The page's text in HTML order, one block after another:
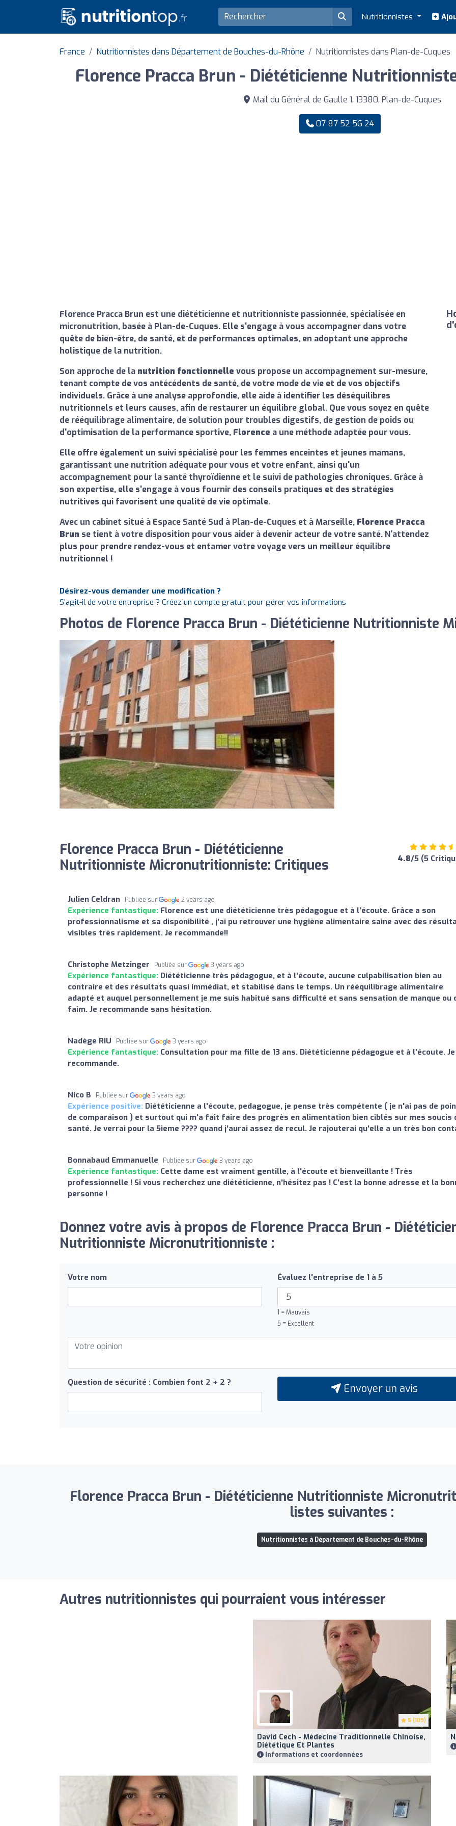
Nutritionnistes
France Nutritionnistes dans Département de Bouches-du-Rhône Nutritionnistes dans Plan-de-Cuques
Florence Pracca Brun - Diététicienne
Mail du Général de Gaulle 1, 13380, Plan-de-Cuques
07 87 52 56 24
Florence Pracca Brun est une diététicienne et nutritionniste passionnée, spécialisée en
micronutrition, basée à Plan-de-Cuques. Elle s'engage à vous accompagner dans votre
quête de bien-être, de santé, et de performances optimales, en adoptant une approche
holistique de la nutrition.
Son approche de la nutrition fonctionnelle vous propose un accompagnement sur-mesure,
tenant compte de vos antécédents de santé, de votre mode de vie et de vos objectifs
individuels. Grâce à une analyse approfondie, elle aide à identifier les déséquilibres
nutritionnels et leurs causes, afin de restaurer un équilibre global. Que vous soyez en quête
de rééquilibrage alimentaire, de solution pour troubles digestifs, de gestion de poids ou
d'optimisation de la performance sportive, Florence a une méthode adaptée pour vous.
Elle offre également un suivi spécialisé pour les femmes enceintes et jeunes mamans,
garantissant une nutrition adéquate pour vous et votre enfant, ainsi qu'un
accompagnement pour la santé thyroïdienne et le suivi de pathologies chroniques. Grâce à
son expertise, elle s'engage à vous fournir des conseils pratiques et des stratégies
nutritives qui favorisent une qualité de vie optimale.
Avec un cabinet situé à Espace Santé Sud à Plan-de-Cuques et à Marseille, Florence Pracca
Brun se tient à votre disposition pour vous aider à devenir acteur de votre santé. N'attendez
plus pour prendre rendez-vous et entamer votre voyage vers un meilleur équilibre
nutritionnel !
Désirez-vous demander une modification ?
S'agit-il de votre entreprise ? Créez un compte gratuit pour gérer vos informations
Photos de Florence Pracca Brun - Diététicienne Nutritionniste
Florence Pracca Brun - Diététicienne
Nutritionniste Micronutritionniste: Critiques
4.8/5 (5
Julien Celdran Publiée sur 2 years ago
Expérience fantastique: Florence est une diététicienne très pédagogue et à l’écoute. Grâce a son
professionnalisme et sa disponibilité , j’ai pu retrouver une hygiène alimentaire saine avec des
visibles très rapidement. Je recommande!!
Christophe Metzinger Publiée sur 3 years ago
Expérience fantastique: Diététicienne très pédagogue, et à l'écoute, aucune culpabilisation bien au
contraire et des résultats quasi immédiat, et stabilisé dans le temps. Un rééquilibrage alimentaire
adapté et auquel personnellement je me suis habitué sans difficulté et sans sensation de manque ou
faim. Je recommande sans hésitation.
Nadège RIU Publiée sur 3 years ago
Expérience fantastique: Consultation pour ma fille de 13 ans. Diététicienne pédagogue et à l’écoute.
recommande.
Nico B Publiée sur 3 years ago
Expérience positive: Diététicienne a l'écoute, pedagogue, je pense très compétente ( je n'ai pas de
de comparaison ) et surtout qui m'a fait faire des progrès en alimentation bien ciblés sur mes soucis
santé. Je verrai pour la 5ieme ???? quand j'aurai assez de recul. Je rajouterai qu'elle a un très bon
Bonnabaud Emmanuelle Publiée sur 3 years ago
Expérience fantastique: Cette dame est vraiment gentille, à l'écoute et bienveillante ! Très
professionnelle ! Si vous recherchez une diététicienne, n'hésitez pas ! C'est la bonne adresse et la
personne !
Donnez votre avis à propos de Florence Pracca Brun -
Nutritionniste Micronutritionniste :
Votre nom Évaluez l'entreprise de 1 à 5
1 = Mauvais
5 = Excellent
Question de sécurité : Combien font 2 + 2 ? Envoyer un avis
Florence Pracca Brun - Diététicienne Nutritionniste
listes suivantes :
Nutritionnistes à Département de Bouches-du-Rhône
Autres nutritionnistes qui pourraient vous intéresser
5 (109)
David Cech - Médecine Traditionnelle Chinoise,
Diététique Et Plantes
Informations et coordonnées